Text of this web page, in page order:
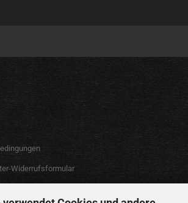
Widerrufsformular